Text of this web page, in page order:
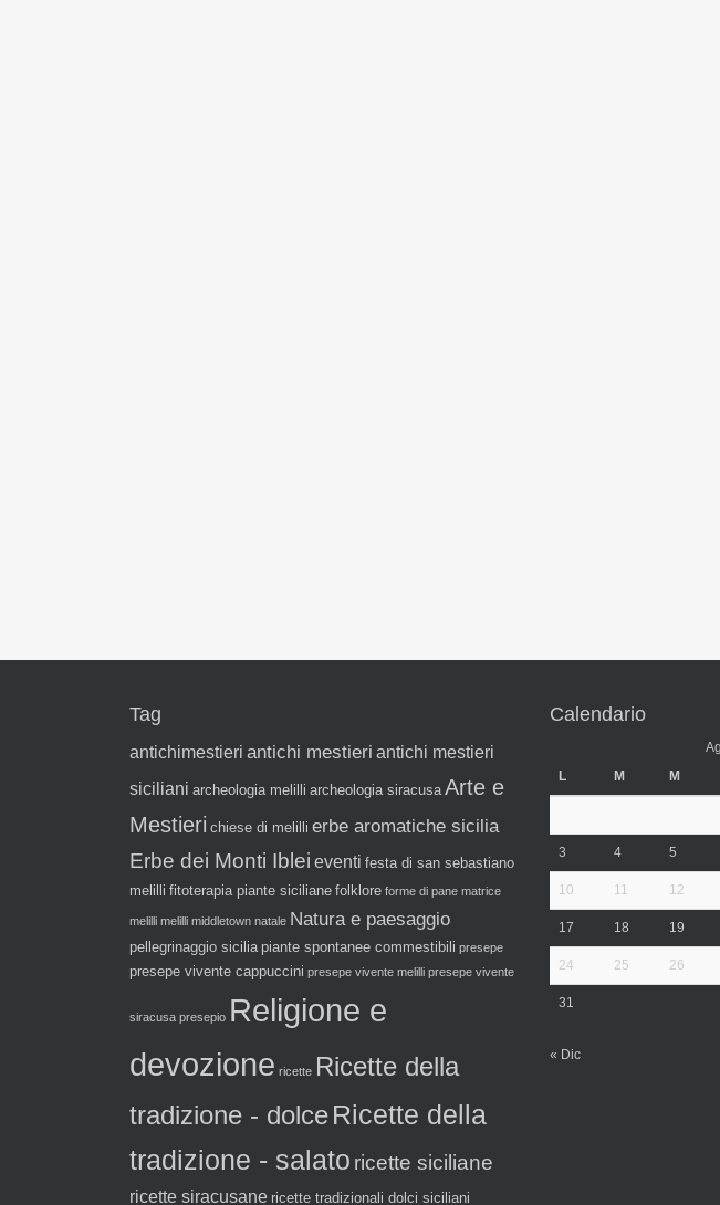
Tag
antichimestieri antichi mestieri antichi mestieri
siciliani archeologia melilli archeologia siracusa Arte e
Mestieri chiese di melilli erbe aromatiche sicilia
Erbe dei Monti Iblei eventi festa di san sebastiano
melilli fitoterapia piante siciliane folklore forme di pane matrice
melilli melilli middletown natale Natura e paesaggio
pellegrinaggio sicilia piante spontanee commestibili presepe
presepe vivente cappuccini presepe vivente melilli presepe vivente
siracusa presepio Religione e
devozione ricette Ricette della
tradizione - dolceRicette della
tradizione - salato ricette siciliane
ricette siracusane ricette tradizionali dolci siciliani
Calendario
L
M M
3 4 5
10 11 12
17 18 19
24 25 26
31
« Dic